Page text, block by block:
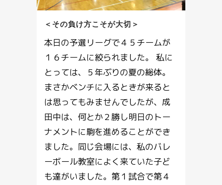
＜その負け方こそが大切＞
本日の予選リーグで４５チームが
１６チームに絞られました。 私に
とっては、５年ぶりの夏の総体。
まさかベンチに入るときが来ると
は思ってもみませんでしたが、成
田中は、何とか２勝し明日のトー
ナメントに駒を進めることができ
ました。同じ会場には、私のバレ
ーボール教室によく来ていた子ど
も達がいました。第１試合で第４